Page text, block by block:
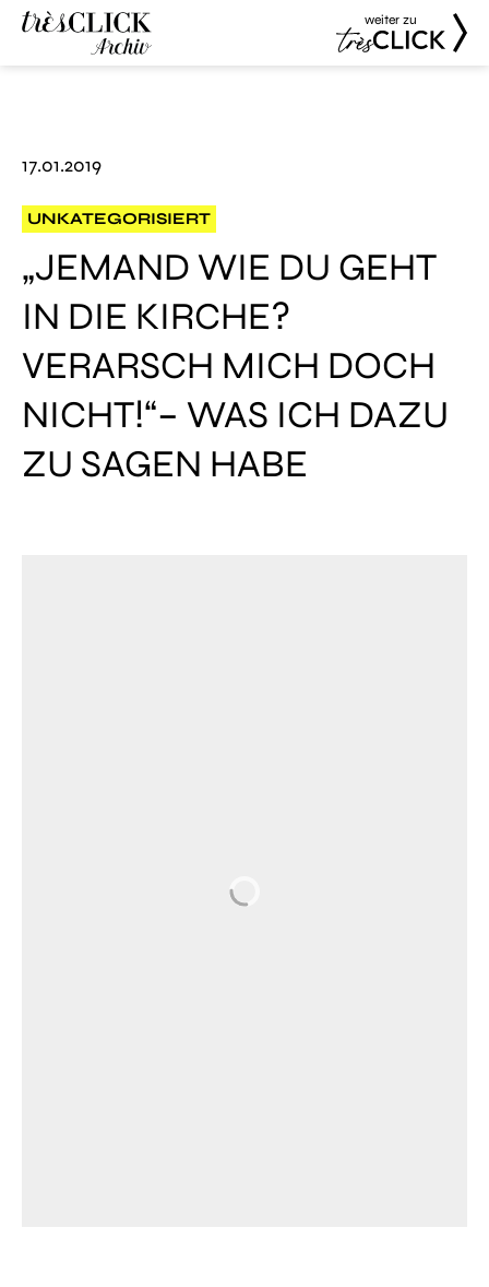
weiter zu
17.01.2019
UNKATEGORISIERT
„JEMAND WIE DU GEHT
IN DIE KIRCHE?
VERARSCH MICH DOCH
NICHT!“– WAS ICH DAZU
ZU SAGEN HABE